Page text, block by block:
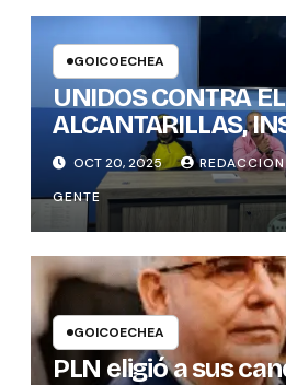
GOICOECHEA
UNIDOS CONTRA
ALCANTARILLAS,
DEFINEN
OCT 20, 2025
GENTE
GOICOECHEA
PLN eligió a sus